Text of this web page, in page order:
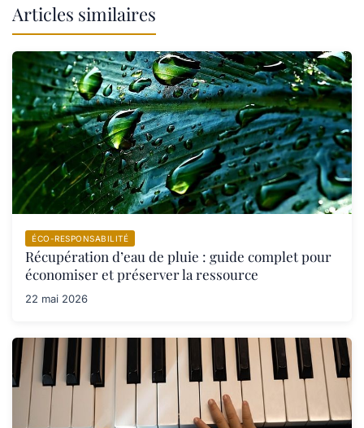
Articles similaires
ÉCO-RESPONSABILITÉ
Récupération d’eau de pluie : guide complet pour
économiser et préserver la ressource
22 mai 2026